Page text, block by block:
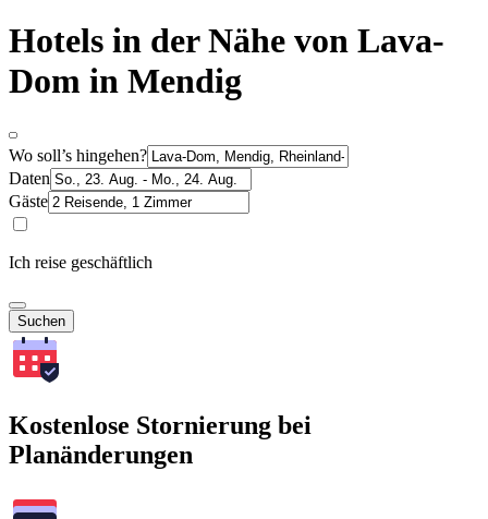
Hotels in der Nähe von Lava-
Dom in Mendig
Wo soll’s hingehen?
Daten
Gäste
Ich reise geschäftlich
Suchen
Kostenlose Stornierung bei
Planänderungen